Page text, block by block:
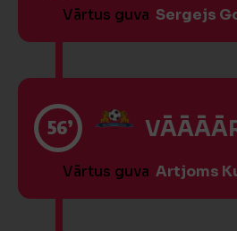
Vārtus guva Sergejs
56’
Vārtus guva Artjoms